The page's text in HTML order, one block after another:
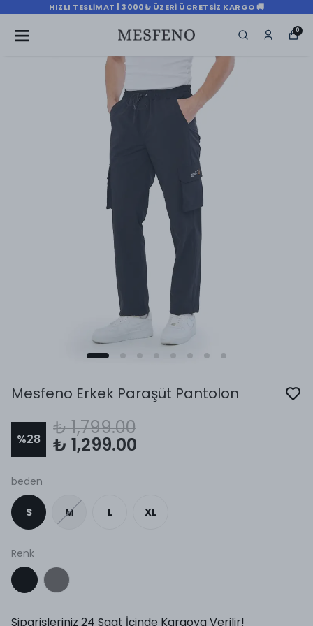
HIZLI TESLIMAT | 3000₺ ÜZERI ÜCRETSIZ KARGO 🚚
0
Mesfeno Erkek Paraşüt Pantolon
%28
₺ 1,799.00
₺ 1,299.00
beden
S M L XL
Renk
Siparişleriniz 24 Saat İçinde Kargoya Verilir!